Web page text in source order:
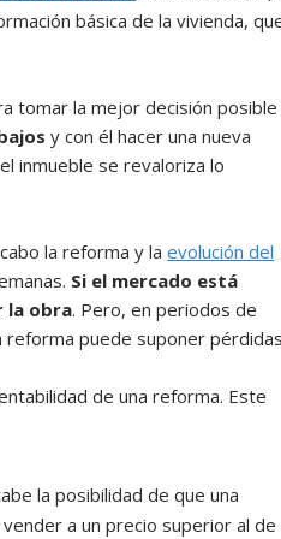
básica de la vivienda,
tomar la mejor decisión posible
y con él hacer una nueva
inmueble se revaloriza lo
la reforma y laevolución del
Si el mercado está
la obra. Pero, en periodos de
reforma puede suponer
de una reforma. Este
la posibilidad de que una
a un precio superior al de